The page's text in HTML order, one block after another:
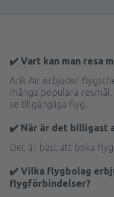
✔️ Vart kan man resa
Arik Air erbjuder
många populära
se tillgängliga flyg.
✔️ När är det billigast
Det är bäst att boka
✔️ Vilka flygbolag
flygförbindelser?